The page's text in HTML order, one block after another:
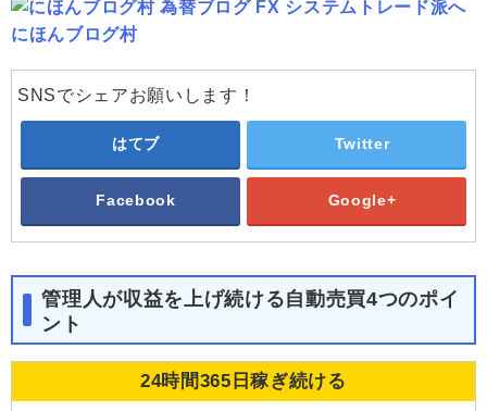
にほんブログ村
SNSでシェアお願いします！
はてブ Twitter
Facebook Google+
管理人が収益を上げ続ける自動売買4つのポイ
ント
24時間365日稼ぎ続ける